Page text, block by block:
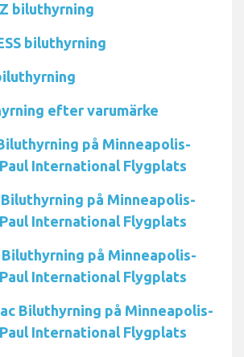
biluthyrning
biluthyrning
efter varumärke
på Minneapolis-
International Flygplats
Biluthyrning på Minneapolis-
International Flygplats
Biluthyrning på Minneapolis-
International Flygplats
Biluthyrning på Minneapolis-
International Flygplats